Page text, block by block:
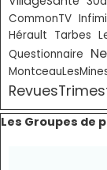
CommonTV
Hérault Tarbes
Questionnaire
Sauter le bloc
Les Groupes de